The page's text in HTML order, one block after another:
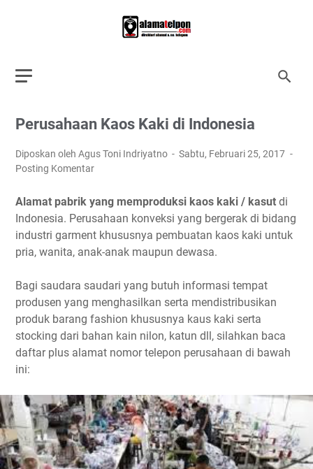
Perusahaan Kaos Kaki di Indonesia
Diposkan oleh Agus Toni Indriyatno
Sabtu, Februari 25, 2017
Posting Komentar
Alamat pabrik yang memproduksi kaos kaki / kasut di
Indonesia. Perusahaan konveksi yang bergerak di bidang
industri garment khususnya pembuatan kaos kaki untuk
pria, wanita, anak-anak maupun dewasa.
Bagi saudara saudari yang butuh informasi tempat
produsen yang menghasilkan serta mendistribusikan
produk barang fashion khususnya kaus kaki serta
stocking dari bahan kain nilon, katun dll, silahkan baca
daftar plus alamat nomor telepon perusahaan di bawah
ini: